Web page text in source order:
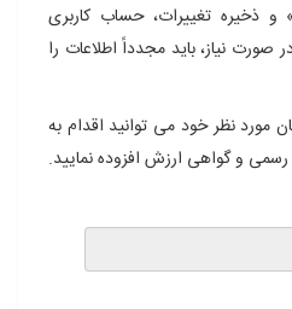
و ذخیره تغییرات، حساب کاربری
نیاز، باید مجدداً اطلاعات را
مورد نظر خود می توانید اقدام به
رسمی و گواهی ارزش افزوده نمایید.